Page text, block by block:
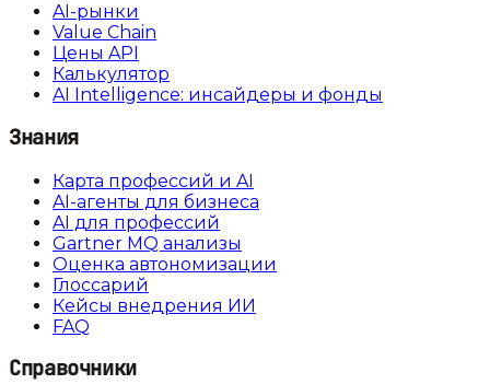
AI-рынки
Value Chain
Цены API
Калькулятор
AI Intelligence: инсайдеры и фонды
Знания
Карта профессий и AI
AI-агенты для бизнеса
AI для профессий
Gartner MQ анализы
Оценка автономизации
Глоссарий
Кейсы внедрения ИИ
FAQ
Справочники